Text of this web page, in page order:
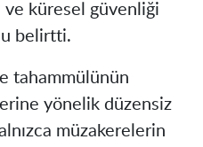
ve küresel güvenliği
belirtti.
tahammülünün
yönelik düzensiz
müzakerelerin